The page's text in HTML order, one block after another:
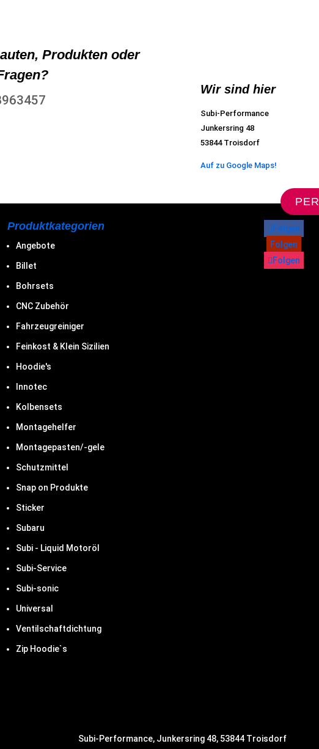
Produkten oder
Wir sind hier
Subi-Performance
Junkersring 48
53844 Troisdorf
Auf zu Google Maps!
Produktkategorien
Angebote
Billet
Bohrsets
CNC Zubehör
Fahrzeugreiniger
Feinkost & Klein Sizilien
Hoodie's
Innotec
Kolbensets
Montagehelfer
Montagepasten/-gele
Schutzmittel
Snap on Produkte
Sticker
Subaru
Subi - Liquid Motoröl
Subi-Service
Subi-sonic
Universal
Ventilschaftdichtung
Zip Hoodie`s
Folgen
Folgen
Folgen
Subi-Performance, Junkersring 48, 53844 Troisdorf